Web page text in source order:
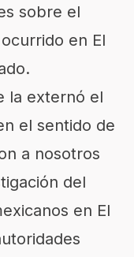
sobre el
en El
la externó el
el sentido de
a nosotros
del
en El